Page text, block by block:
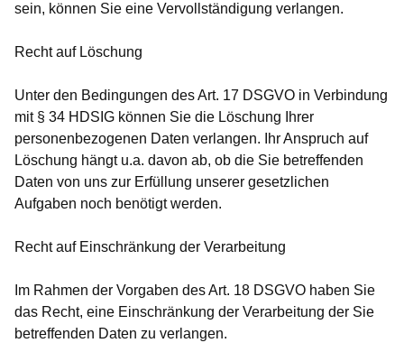
sein, können Sie eine Vervollständigung verlangen.
Recht auf Löschung
Unter den Bedingungen des Art. 17 DSGVO in Verbindung
mit § 34 HDSIG können Sie die Löschung Ihrer
personenbezogenen Daten verlangen. Ihr Anspruch auf
Löschung hängt u.a. davon ab, ob die Sie betreffenden
Daten von uns zur Erfüllung unserer gesetzlichen
Aufgaben noch benötigt werden.
Recht auf Einschränkung der Verarbeitung
Im Rahmen der Vorgaben des Art. 18 DSGVO haben Sie
das Recht, eine Einschränkung der Verarbeitung der Sie
betreffenden Daten zu verlangen.